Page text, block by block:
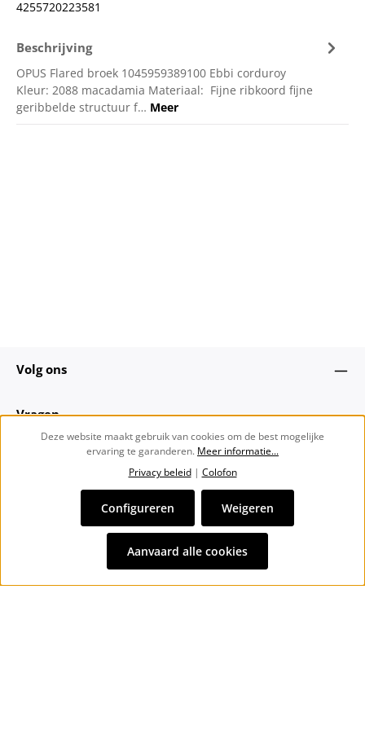
4255720223581
Beschrijving
OPUS Flared broek 1045959389100 Ebbi corduroy
Kleur: 2088 macadamia Materiaal: Fijne ribkoord fijne
geribbelde structuur f… Meer
Volg ons
Vragen
Alle prijzen incl. btw plusverzendkosten
bezorgkosten, indien niet anders vermeld.
Deze website maakt gebruik van cookies om de best mogelijke
ervaring te garanderen. Meer informatie...
Privacy beleid| Colofon
Weigeren
Configureren
Aanvaard alle cookies